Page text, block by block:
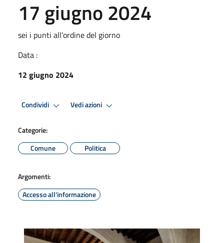
17 giugno 2024
sei i punti all'ordine del giorno
Data :
12 giugno 2024
Condividi Vedi azioni
Categorie:
Comune
Politica
Argomenti:
Accesso all'informazione